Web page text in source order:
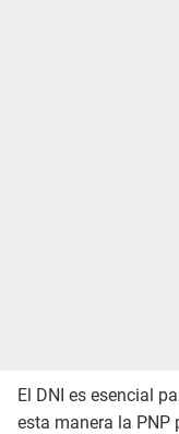
El DNI es esencial
esta manera la